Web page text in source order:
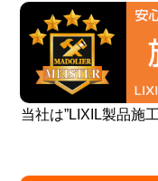
当社は”LIXIL製品施